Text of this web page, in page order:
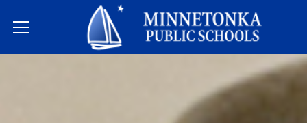
Toggle Menu
مدارس مينيتونكا العامة